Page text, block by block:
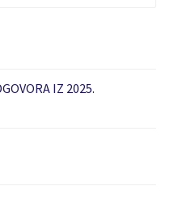
IZ 2025.